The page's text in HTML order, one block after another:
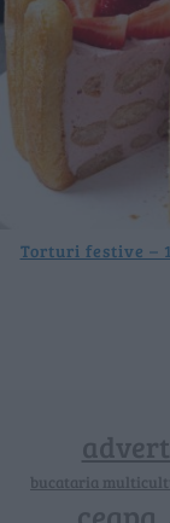
Torturi festive –
bucataria